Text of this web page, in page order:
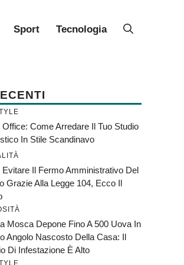
Sport Tecnologia
Office: Come Arredare Il Tuo Studio
In Stile Scandinavo
Evitare Il Fermo Amministrativo Del
Grazie Alla Legge 104, Ecco Il
Mosca Depone Fino A 500 Uova In
Angolo Nascosto Della Casa: Il
Di Infestazione È Alto